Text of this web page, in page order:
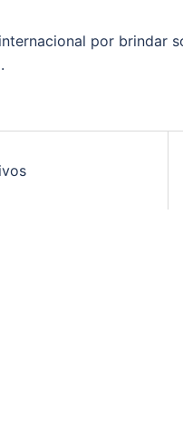
por brindar